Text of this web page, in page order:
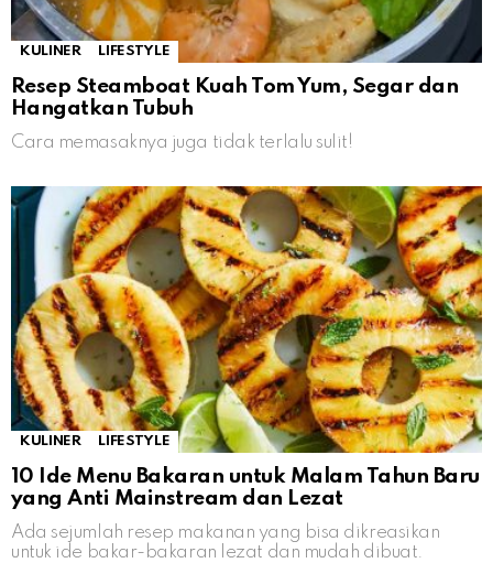
KULINER LIFESTYLE
Resep Steamboat Kuah Tom Yum, Segar dan
Hangatkan Tubuh
Cara memasaknya juga tidak terlalu sulit!
KULINER LIFESTYLE
10 Ide Menu Bakaran untuk Malam Tahun Baru
yang Anti Mainstream dan Lezat
Ada sejumlah resep makanan yang bisa dikreasikan
untuk ide bakar-bakaran lezat dan mudah dibuat.